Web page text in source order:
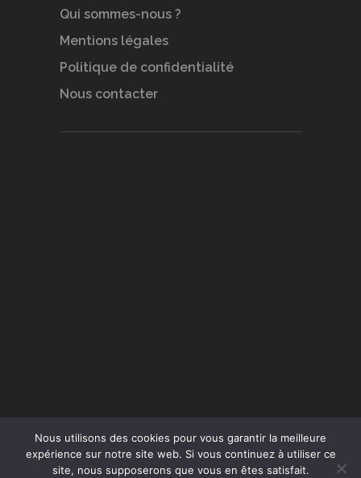
Qui sommes-nous ?
Mentions légales
Politique de confidentialité
Nous contacter
Nous utilisons des cookies pour vous garantir la meilleure
expérience sur notre site web. Si vous continuez à utiliser ce
site, nous supposerons que vous en êtes satisfait.